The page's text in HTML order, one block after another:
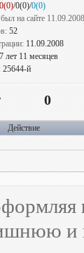
0(0)/0(0)/0(0)
на сайте
52
11.09.2008
лет 11 месяцев
25644-й
0
Действие